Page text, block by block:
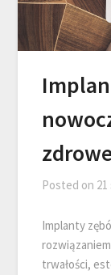
Posted on
Implanty
trwałości,